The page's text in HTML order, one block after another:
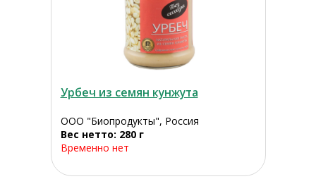
Урбеч из семян кунжута
ООО "Биопродукты", Россия
Вес нетто: 280 г
Временно нет